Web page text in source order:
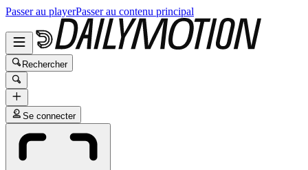
Passer au playerPasser au contenu principal
Rechercher
Se connecter